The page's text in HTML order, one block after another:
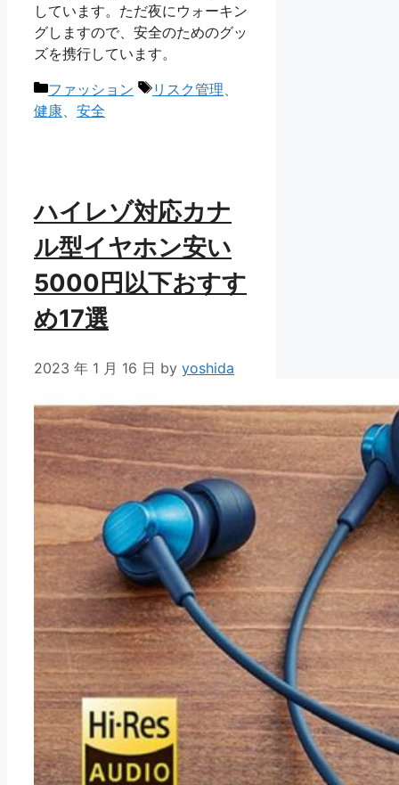
しています。ただ夜にウォーキン
グしますので、安全のためのグッ
ズを携行しています。
カ
テ
ファッション
タ
リスク管理、
健康、 安全
ハイレゾ対応カナ
ル型イヤホン安い
5000円以下おすす
め17選
2023 年 1 月 16 日 by yoshida